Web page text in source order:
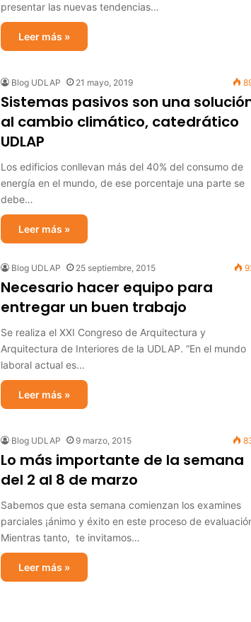
presentar las nuevas tendencias…
Leer más »
Blog UDLAP 21 mayo, 2019
Sistemas pasivos son una
al cambio climático, catedrático
UDLAP
Los edificios conllevan más del 40% del consumo de
energía en el mundo, de ese porcentaje una parte se
debe…
Leer más »
Blog UDLAP 25 septiembre, 2015
Necesario hacer equipo para
entregar un buen trabajo
Se realiza el XXI Congreso de Arquitectura y
Arquitectura de Interiores de la UDLAP. “En el mundo
laboral actual es…
Leer más »
Blog UDLAP 9 marzo, 2015
Lo más importante de la semana
del 2 al 8 de marzo
Sabemos que esta semana comienzan los examines
parciales ¡ánimo y éxito en este proceso de
Mientras tanto, te invitamos…
Leer más »